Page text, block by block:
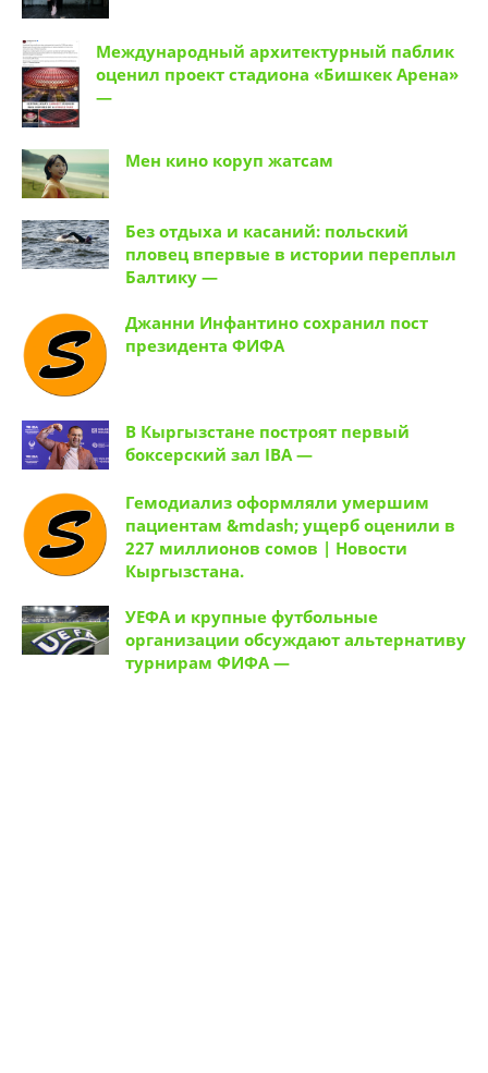
Международный архитектурный паблик
оценил проект стадиона «Бишкек Арена»
—
Мен кино коруп жатсам
Без отдыха и касаний: польский
пловец впервые в истории переплыл
Балтику —
Джанни Инфантино сохранил пост
президента ФИФА
В Кыргызстане построят первый
боксерский зал IBA —
Гемодиализ оформляли умершим
пациентам &mdash; ущерб оценили в
227 миллионов сомов | Новости
Кыргызстана.
УЕФА и крупные футбольные
организации обсуждают альтернативу
турнирам ФИФА —